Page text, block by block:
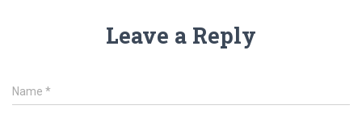
Leave a Reply
Name *